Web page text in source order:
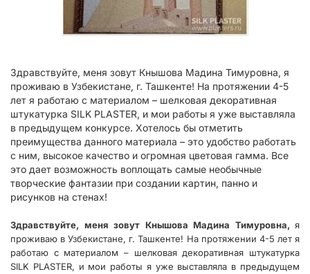
Здравствуйте, меня зовут Кнышова Мадина Тимуровна, я
проживаю в Узбекистане, г. Ташкенте! На протяжении 4-5
лет я работаю с материалом – шелковая декоративная
штукатурка SILK PLASTER, и мои работы я уже выставляла
в предыдущем конкурсе. Хотелось бы отметить
преимущества данного материала – это удобство работать
с ним, высокое качество и огромная цветовая гамма. Все
это дает возможность воплощать самые необычные
творческие фантазии при создании картин, панно и
рисунков на стенах!
Здравствуйте, меня зовут Кнышова Мадина Тимуровна, я
проживаю в Узбекистане, г. Ташкенте! На протяжении 4-5 лет я
работаю с материалом – шелковая декоративная штукатурка
SILK PLASTER, и мои работы я уже выставляла в предыдущем